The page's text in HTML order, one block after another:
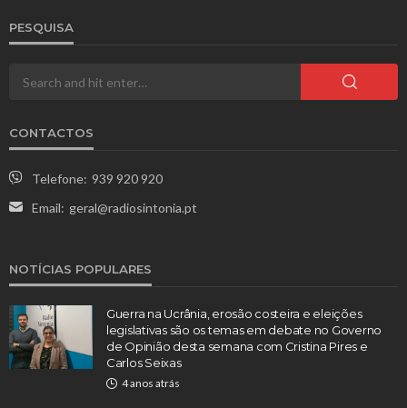
PESQUISA
CONTACTOS
Telefone: 939 920 920
Email: geral@radiosintonia.pt
NOTÍCIAS POPULARES
Guerra na Ucrânia, erosão costeira e eleições
legislativas são os temas em debate no Governo
de Opinião desta semana com Cristina Pires e
Carlos Seixas
4 anos atrás